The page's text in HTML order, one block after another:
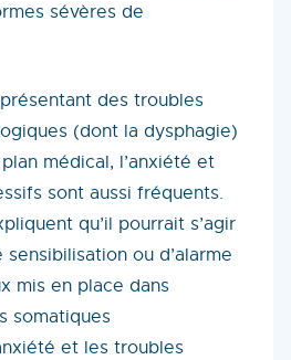
sévères de
des troubles
(dont la dysphagie)
médical, l’anxiété et
sont aussi fréquents.
qu’il pourrait s’agir
sensibilisation ou d’alarme
mis en place dans
somatiques
et les troubles